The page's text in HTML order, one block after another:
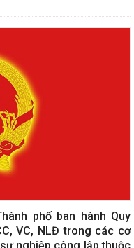
phố ban hành Quy
VC, NLĐ trong các cơ
nghiệp công lập thuộc